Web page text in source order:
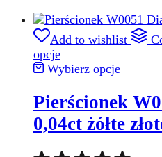
Add to wishlist
opcje
Wybierz opcje
Pierścionek
0,04ct żółte